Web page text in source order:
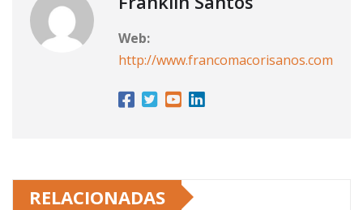
Web:
http://www.francomacorisanos.com
RELACIONADAS